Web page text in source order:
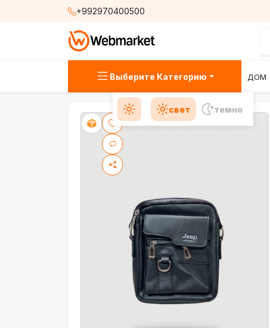
+992970400500
Выберите Категорию ДОМ
свет темно